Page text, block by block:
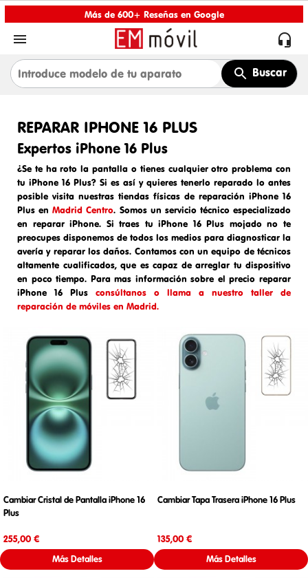
Más de 600+ Reseñas en Google
 
Buscar
REPARAR IPHONE 16 PLUS
Expertos iPhone 16 Plus
¿Se te ha roto la pantalla o tienes cualquier otro problema con
tu iPhone 16 Plus? Si es así y quieres tenerlo reparado lo antes
posible visita nuestras tiendas físicas de reparación iPhone 16
Plus enMadrid Centro. Somos un servicio técnico especializado
en reparar iPhone. Si traes tuiPhone 16 Plus mojadono te
preocupes disponemos de todos los medios para diagnosticar la
avería y reparar los daños. Contamos con un equipo de técnicos
altamente cualificados, que es capaz de arreglar tu dispositivo
en poco tiempo. Para mas información sobre elprecio reparar
iPhone 16 Plus consúltanos o llama a nuestro taller de
reparación de móviles en Madrid.
Cambiar Cristal de Pantalla iPhone 16
Plus
255,00 €
Más Detalles
Cambiar Tapa Trasera iPhone 16 Plus
135,00 €
Más Detalles